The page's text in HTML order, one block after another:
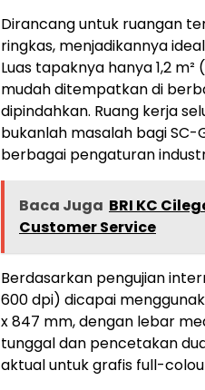
Dirancang untuk ruangan
ringkas, menjadikannya
Luas tapaknya hanya 1,2
mudah ditempatkan di
dipindahkan. Ruang kerja
bukanlah masalah bagi
berbagai pengaturan
Baca Juga BRI KC
Customer Service
Berdasarkan pengujian
600 dpi) dicapai
x 847 mm, dengan lebar
tunggal dan pencetakan
aktual untuk grafis full-